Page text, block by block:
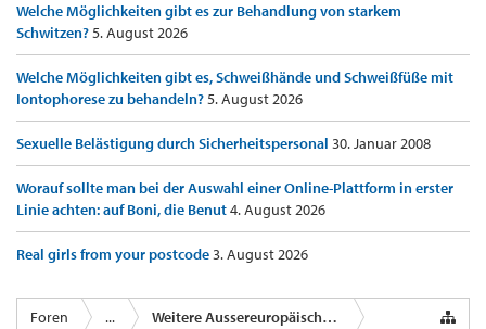
Welche Möglichkeiten gibt es zur Behandlung von starkem
Schwitzen?5. August 2026
Welche Möglichkeiten gibt es, Schweißhände und Schweißfüße mit
Iontophorese zu behandeln?5. August 2026
Sexuelle Belästigung durch Sicherheitspersonal 30. Januar 2008
Worauf sollte man bei der Auswahl einer Online-Plattform in erster
Linie achten: auf Boni, die Benut4. August 2026
Real girls from your postcode3. August 2026
Foren ... Weitere Aussereuropäische Airlines